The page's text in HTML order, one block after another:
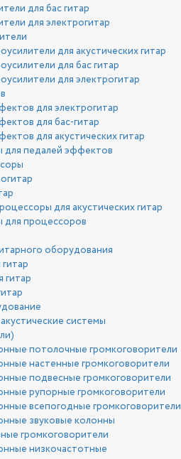
для бас гитар
для электрогитар
для акустических гитар
для бас гитар
для электрогитар
для электрогитар
для бас-гитар
для акустических гитар
для педалей эффектов
для акустических гитар
для процессоров
оборудования
гитар
системы
потолочные громкоговорители
настенные громкоговорители
подвесные громкоговорители
рупорные громкоговорители
всепогодные громкоговорители
звуковые колонны
громкоговорители
низкочастотные